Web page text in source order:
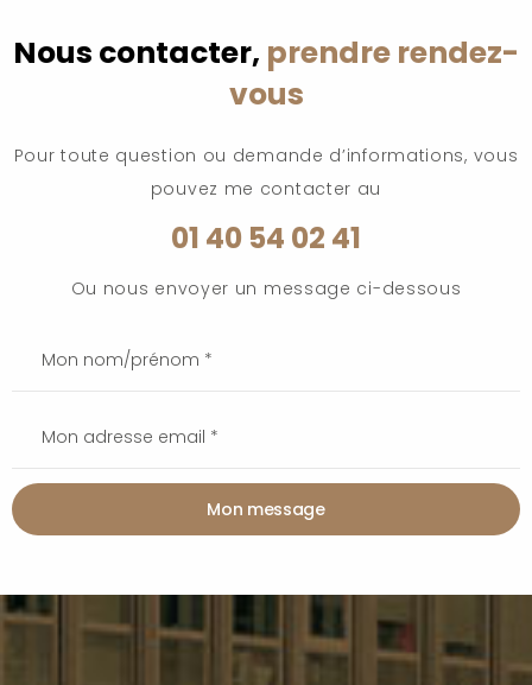
Nous contacter, prendre rendez-
vous
Pour toute question ou demande d’informations, vous
pouvez me contacter au
01 40 54 02 41
Ou nous envoyer un message ci-dessous
Mon message